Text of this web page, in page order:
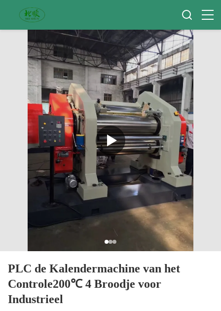
PLC de Kalendermachine van het
Controle200℃ 4 Broodje voor
Industrieel